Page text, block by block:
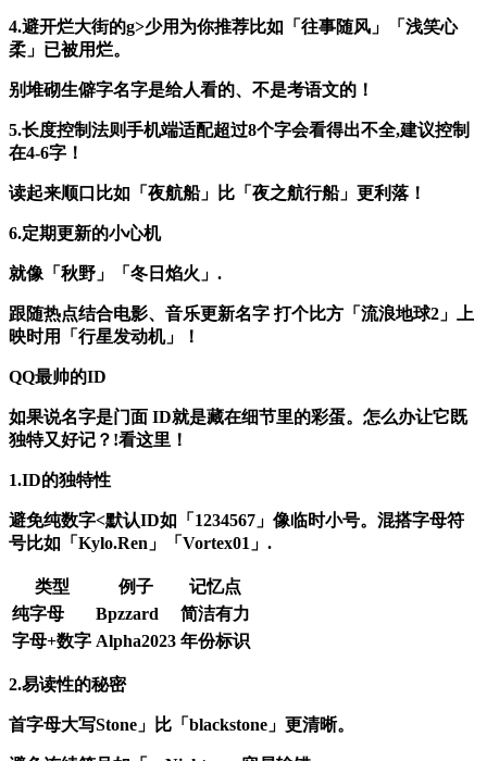
4.避开烂大街的g>少用为你推荐比如「往事随风」「浅笑心
柔」已被用烂。
别堆砌生僻字名字是给人看的、不是考语文的！
5.长度控制法则手机端适配超过8个字会看得出不全,建议控制
在4-6字！
读起来顺口 比如「夜航船」比「夜之航行船」更利落！
6.定期更新的小心机
就像「秋野」「冬日焰火」.
跟随热点结合电影、音乐更新名字 打个比方「流浪地球2」上
映时用「行星发动机」！
QQ最帅的ID
如果说名字是门面 ID就是藏在细节里的彩蛋。怎么办让它既
独特又好记？!看这里！
1.ID的独特性
避免纯数字<默认ID如「1234567」像临时小号。 混搭字母符
号比如「Kylo.Ren」「Vortex01」.
类型 例子
记忆点
纯字母
Bpzzard
简洁有力
字母+数字 Alpha2023 年份标识
2.易读性的秘密
首字母大写Stone」比「blackstone」更清晰。